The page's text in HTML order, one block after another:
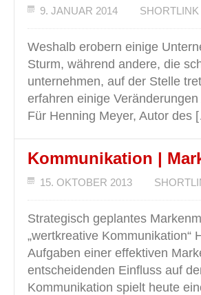
9. JANUAR 2014 SHORTLINK
Weshalb erobern einige
Sturm, während andere, die
unternehmen, auf der Stelle
erfahren einige
Für Henning Meyer, Autor des
Kommunikation |
15. OKTOBER 2013
Strategisch geplantes
„wertkreative Kommunikation“
Aufgaben einer effektiven
entscheidenden Einfluss auf
Kommunikation spielt heute